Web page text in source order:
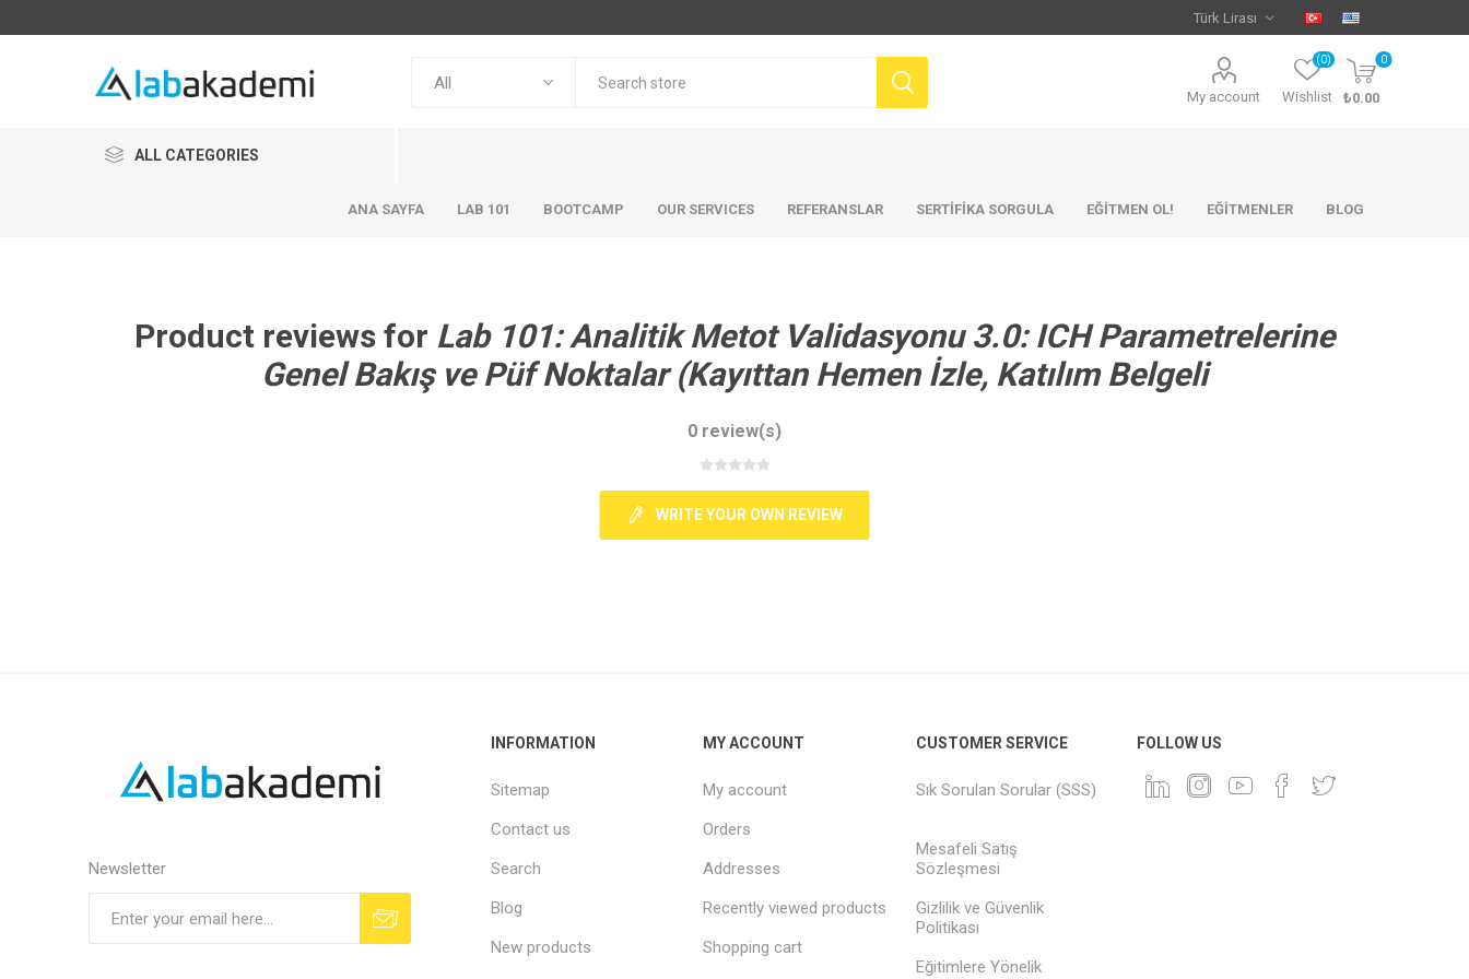
My account Wishlist
(0) 0
₺0.00
ALL CATEGORIES
ANA SAYFA LAB 101 BOOTCAMP OUR SERVICES REFERANSLAR SERTİFİKA SORGULA EĞİTMEN OL! EĞİTMENLER BLOG
Product reviews for Lab 101: Analitik Metot Validasyonu 3.0: ICH Parametrelerine
Genel Bakış ve Püf Noktalar (Kayıttan Hemen İzle, Katılım Belgeli
0 review(s)
WRITE YOUR OWN REVIEW
Newsletter
INFORMATION
Sitemap
Contact us
Search
Blog
New products
MY ACCOUNT
My account
Orders
Addresses
Recently viewed products
Shopping cart
CUSTOMER SERVICE
Sık Sorulan Sorular (SSS)
Mesafeli Satış
Sözleşmesi
Gizlilik ve Güvenlik
Politikası
Eğitimlere Yönelik
FOLLOW US